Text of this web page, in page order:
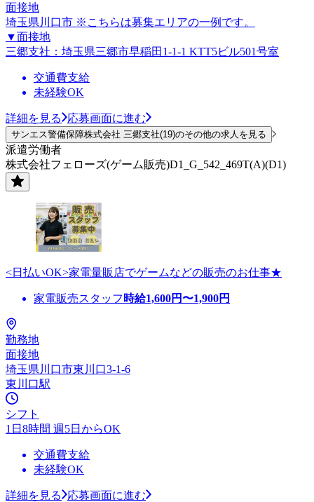
面接地
埼玉県川口市 ※こちらは募集エリアの一例です。
▼面接地
三郷支社：埼玉県三郷市早稲田1-1-1 KTT5ビル501号室
交通費支給
未経験OK
詳細を見る 応募画面に進む
サンエス警備保障株式会社 三郷支社(19)のその他の求人を見る
派遣労働者
株式会社フェローズ(ゲーム販売)D1_G_542_469T(A)(D1)
<日払いOK>家電量販店でゲームなどの販売のお仕事★
家電販売スタッフ 時給1,600円〜1,900円
勤務地
面接地
埼玉県川口市東川口3-1-6
東川口駅
シフト
1日8時間 週5日からOK
交通費支給
未経験OK
詳細を見る 応募画面に進む